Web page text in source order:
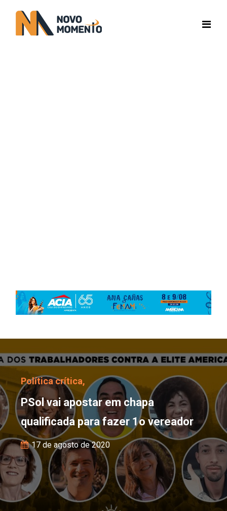
PSol vai apostar em
Política crítica,
PSol vai apostar em chapa
qualificada para fazer 1o vereador
17 de agosto de 2020